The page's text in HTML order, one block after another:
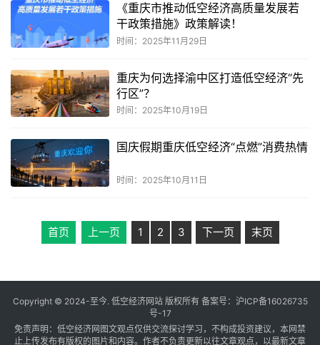
《重庆市推动低空经济高质量发展若
干政策措施》政策解读！
时间：2025年11月29日
重庆为何选择渝中区打造低空经济“先
行区”？
时间：2025年10月19日
国庆假期重庆低空经济“点燃”消费热情
时间：2025年10月11日
首页 上一页 1 2 3 下一页 末页
Copyright © 2024-至今. 低空经济网站 版权所有 备案号： 沪ICP备16026735
号-17
免责声明：低空经济网图文观点仅供交流探讨学习，不构成投资建议，本网禁
止上传发布有版权的图片和内容。作者不负责更新以往文章观点，以最新文章